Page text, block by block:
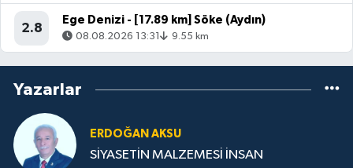
2.8
Ege Denizi - [17.89 km] Söke (Aydın)
08.08.2026 13:31 9.55 km
Yazarlar
ERDOĞAN AKSU
SİYASETİN MALZEMESİ İNSAN